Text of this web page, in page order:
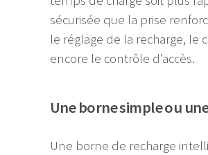
sécurisée que la prise
le réglage de la recharge,
encore le contrôle d’accès.
Une borne simple ou
Une borne de recharge